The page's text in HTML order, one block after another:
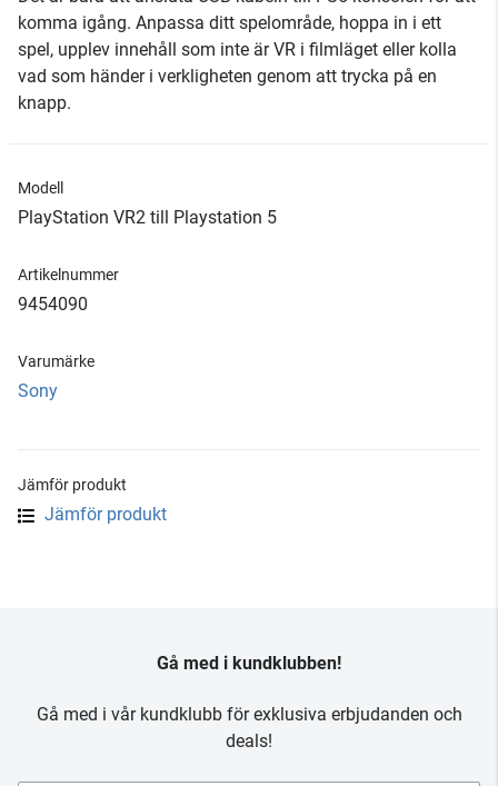
komma igång. Anpassa ditt spelområde, hoppa in i ett
spel, upplev innehåll som inte är VR i filmläget eller kolla
vad som händer i verkligheten genom att trycka på en
knapp.
Modell
PlayStation VR2 till Playstation 5
Artikelnummer
9454090
Varumärke
Sony
Jämför produkt
Jämför produkt
Gå med i kundklubben!
Gå med i vår kundklubb för exklusiva erbjudanden och
deals!